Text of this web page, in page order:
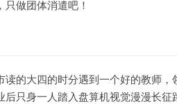
做团体消遣吧！
的大四的时分遇到一个好的教师，
只身一人踏入盘算机视觉漫漫长